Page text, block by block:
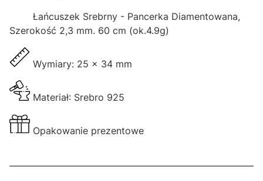
Łańcuszek Srebrny - Pancerka Diamentowana,
Szerokość 2,3 mm. 60 cm (ok.4.9g)
Wymiary: 25 x 34 mm
Materiał: Srebro 925
Opakowanie prezentowe